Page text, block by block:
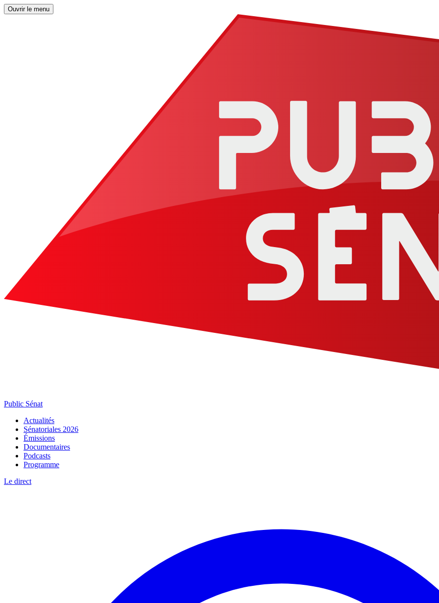
Ouvrir le menu
Public Sénat
Actualités
Sénatoriales 2026
Émissions
Documentaires
Podcasts
Programme
Le direct